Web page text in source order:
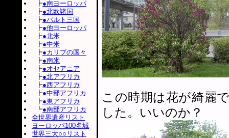
この時期は花が綺麗
した。いいのか？
┣●南ヨーロッパ
┣●北欧諸国
┣●バルト三国
┣●他ヨーロッパ
┣●北米
┣●中米
┣●カリブの国々
┣●南米
┣●オセアニア
┣●北アフリカ
┣●西アフリカ
┣●中部アフリカ
┣●東アフリカ
┗●南部アフリカ
全世界遺産リスト
ヨーロッパ100名城
世界三大○○リスト